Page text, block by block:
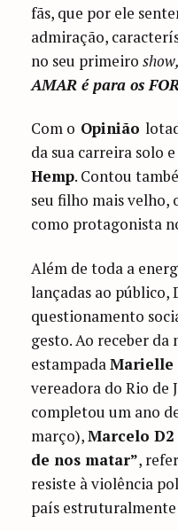
fãs, que por ele
admiração,
no seu primeiroshow,
AMAR é para os
Com o Opinião
da sua carreira solo
Hemp. Contou
seu filho mais velho,
como protagonista
Além de toda a
lançadas ao público,
questionamento
gesto. Ao receber
estampadaMarielle
vereadora do Rio de
completou um ano
março),Marcelo D2
de nos matar”,
resiste à violência
país